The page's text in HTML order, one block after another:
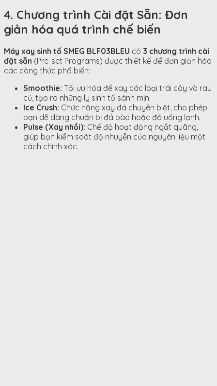
4. Chương trình Cài đặt Sẵn: Đơn
giản hóa quá trình chế biến
Máy xay sinh tố SMEG BLF03BLEU có 3 chương trình cài
đặt sẵn (Pre-set Programs) được thiết kế để đơn giản hóa
các công thức phổ biến:
Smoothie: Tối ưu hóa để xay các loại trái cây và rau
củ, tạo ra những ly sinh tố sánh mịn.
Ice Crush: Chức năng xay đá chuyên biệt, cho phép
bạn dễ dàng chuẩn bị đá bào hoặc đồ uống lạnh.
Pulse (Xay nhồi): Chế độ hoạt động ngắt quãng,
giúp bạn kiểm soát độ nhuyễn của nguyên liệu một
cách chính xác.